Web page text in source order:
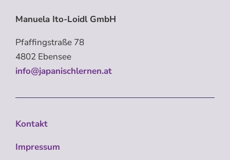
Manuela Ito-Loidl GmbH
Pfaffingstraße 78
4802 Ebensee
info@japanischlernen.at
Kontakt
Impressum